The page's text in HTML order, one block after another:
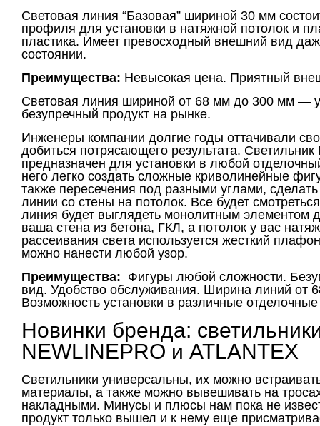
Световая линия “Базовая” шириной 30 мм
профиля для установки в натяжной потолок и
пластика. Имеет превосходный внешний вид
состоянии.
Преимущества: Невысокая цена. Приятный
Световая линия шириной от 68 мм до 300 мм —
безупречный продукт на рынке.
Инженеры компании долгие годы оттачивали
добиться потрясающего результата. Светильник
предназначен для установки в любой
него легко создать сложные криволинейные
также пересечения под разными углами,
линии со стены на потолок. Все будет
линия будет выглядеть монолитным элементом
ваша стена из бетона, ГКЛ, а потолок у вас
рассеивания света используется жесткий
можно нанести любой узор.
Преимущества: Фигуры любой сложности.
вид. Удобство обслуживания. Ширина линий от
Возможность установки в различные
Новинки бренда:
NEWLINEPRO и ATLANTEX
Светильники универсальны, их можно
материалы, а также можно вывешивать на
накладными. Минусы и плюсы нам пока не
продукт только вышел и к нему еще